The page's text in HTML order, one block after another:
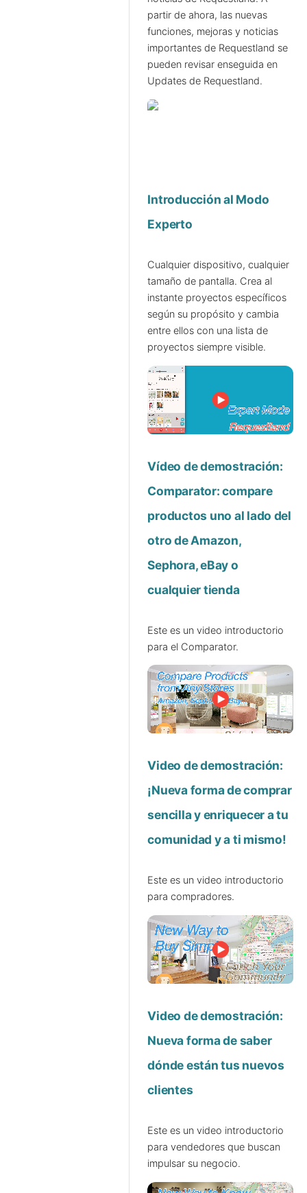
partir de ahora, las nuevas
funciones, mejoras y noticias
importantes de Requestland se
pueden revisar enseguida en
Updates de Requestland.
Introducción al Modo
Experto
Cualquier dispositivo, cualquier
tamaño de pantalla. Crea al
instante proyectos específicos
según su propósito y cambia
entre ellos con una lista de
proyectos siempre visible.
Vídeo de demostración:
Comparator: compare
productos uno al lado del
otro de Amazon,
Sephora, eBay o
cualquier tienda
Este es un video introductorio
para el Comparator.
Video de demostración:
¡Nueva forma de comprar
sencilla y enriquecer a tu
comunidad y a ti mismo!
Este es un video introductorio
para compradores.
Video de demostración:
Nueva forma de saber
dónde están tus nuevos
clientes
Este es un video introductorio
para vendedores que buscan
impulsar su negocio.